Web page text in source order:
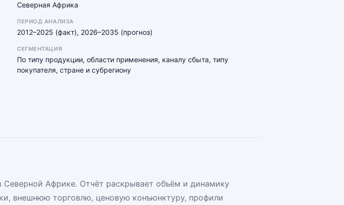
Северная Африка
ПЕРИОД АНАЛИЗА
2012–2025 (факт), 2026–2035 (прогноз)
СЕГМЕНТАЦИЯ
По типу продукции, области применения, каналу сбыта, типу
покупателя, стране и субрегиону
Северной Африке. Отчёт раскрывает объём и динамику
внешнюю торговлю, ценовую конъюнктуру, профили